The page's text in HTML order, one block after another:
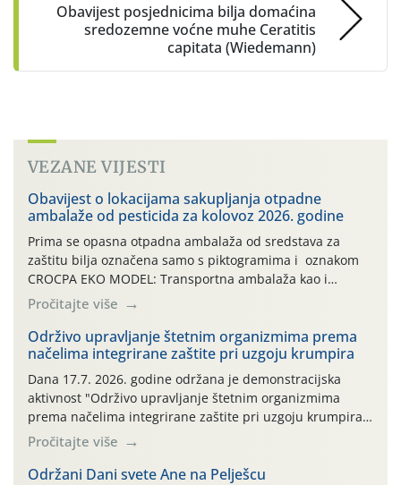
Obavijest posjednicima bilja domaćina
sredozemne voćne muhe Ceratitis
capitata (Wiedemann)
VEZANE VIJESTI
Obavijest o lokacijama sakupljanja otpadne
ambalaže od pesticida za kolovoz 2026. godine
Prima se opasna otpadna ambalaža od sredstava za
zaštitu bilja označena samo s piktogramima i oznakom
CROCPA EKO MODEL: Transportna ambalaža kao i
ambalaža drugih proizvoda koji nisu sredstva za zaštitu
bilja (npr. ambalaža od mineralnih gnojiva,) se ne
prihvaća. Korisnicima je osiguran besplatni povrat
prazne ambalaže isključivo ovih tvrtki: AGROCHEM-MAKS,
AGRONOM, ALBAUGH TKI* (PINUS […]
Pročitajte više
Održivo upravljanje štetnim organizmima prema
načelima integrirane zaštite pri uzgoju krumpira
Dana 17.7. 2026. godine održana je demonstracijska
aktivnost "Održivo upravljanje štetnim organizmima
prema načelima integrirane zaštite pri uzgoju krumpira"
na pokusnom polju "Poredje", kraj naselja Belica (ARKOD
parcela ID 2445031) (središnji dio Međimurske županije).
Pročitajte više
Održani Dani svete Ane na Pelješcu